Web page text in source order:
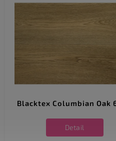
Blacktex Columbian Oak
Detail